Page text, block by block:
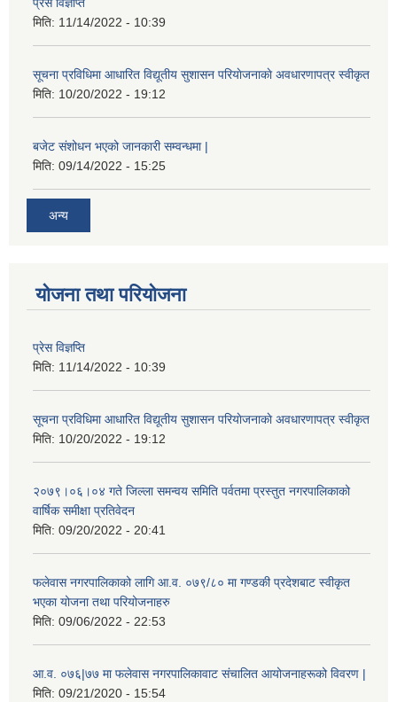
मिति: 11/14/2022 - 10:39
सूचना प्रविधिमा आधारित विद्यूतीय सुशासन परियाेजनाकाे अवधारणापत्र स्वीकृत
मिति: 10/20/2022 - 19:12
बजेट संशोधन भएको जानकारी सम्वन्धमा |
मिति: 09/14/2022 - 15:25
अन्य
योजना तथा परियोजना
प्रेस विज्ञप्ति
मिति: 11/14/2022 - 10:39
सूचना प्रविधिमा आधारित विद्यूतीय सुशासन परियाेजनाकाे अवधारणापत्र स्वीकृत
मिति: 10/20/2022 - 19:12
२०७९।०६।०४ गते जिल्ला समन्वय समिति पर्वतमा प्रस्तुत नगरपालिकाको
वार्षिक समीक्षा प्रतिवेदन
मिति: 09/20/2022 - 20:41
फलेवास नगरपालिकाको लागि आ.व. ०७९/८० मा गण्डकी प्रदेशबाट स्वीकृत
भएका योजना तथा परियोजनाहरु
मिति: 09/06/2022 - 22:53
आ.व. ०७६|७७ मा फलेवास नगरपालिकावाट संचालित आयोजनाहरूको विवरण |
मिति: 09/21/2020 - 15:54